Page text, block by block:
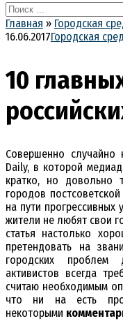
Search
for:
Главная » Городская
16.06.2017Городская
10
Совершенно случайно
Daily, в которой
кратко, но довольно
городов
на пути
жители не любят свои
статья настолько
претендовать на
городских
активистов всегда
считаю необходимым
что ни на есть
некоторыми